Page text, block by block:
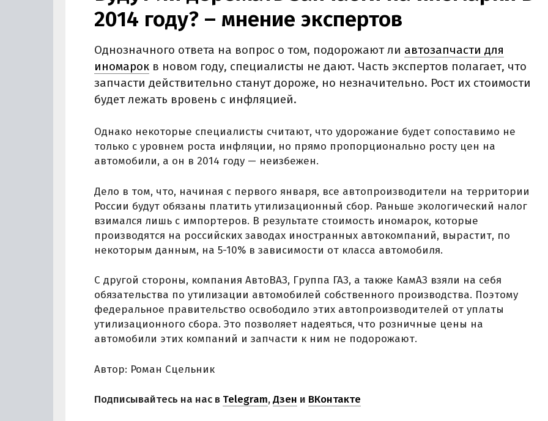
2014 году? – мнение экспертов
Однозначного ответа на вопрос о том, подорожают ли автозапчасти для
иномарок в новом году, специалисты не дают. Часть экспертов полагает, что
запчасти действительно станут дороже, но незначительно. Рост их стоимости
будет лежать вровень с инфляцией.
Однако некоторые специалисты считают, что удорожание будет сопоставимо не
только с уровнем роста инфляции, но прямо пропорционально росту цен на
автомобили, а он в 2014 году — неизбежен.
Дело в том, что, начиная с первого января, все автопроизводители на территории
России будут обязаны платить утилизационный сбор. Раньше экологический налог
взимался лишь с импортеров. В результате стоимость иномарок, которые
производятся на российских заводах иностранных автокомпаний, вырастит, по
некоторым данным, на 5-10% в зависимости от класса автомобиля.
С другой стороны, компания АвтоВАЗ, Группа ГАЗ, а также КамАЗ взяли на себя
обязательства по утилизации автомобилей собственного производства. Поэтому
федеральное правительство освободило этих автопроизводителей от уплаты
утилизационного сбора. Это позволяет надеяться, что розничные цены на
автомобили этих компаний и запчасти к ним не подорожают.
Автор: Роман Сцельник
Подписывайтесь на нас в Telegram,Дзен и ВКонтакте